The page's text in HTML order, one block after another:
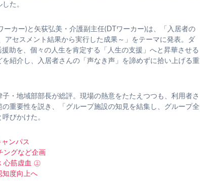
た。
カー)と矢荻弘美・介護副主任(DTワーカー)は、「入居者の
アセスメント結果から実行した成果～」をテーマに発表。ダ
助を、個々の人生を肯定する「人生の支援」へと昇華させる
紹介し、入居者さんの「声なき声」を諦めずに拾い上げる重
・地域部部長が総評。現場の熱意をたたえつつも、利用者さ
重要性を説き、「グループ施設の知見を結集し、グループ全
びかけた。
ンパス
ングなど企画
心筋虚血 ㊤
知度向上へ